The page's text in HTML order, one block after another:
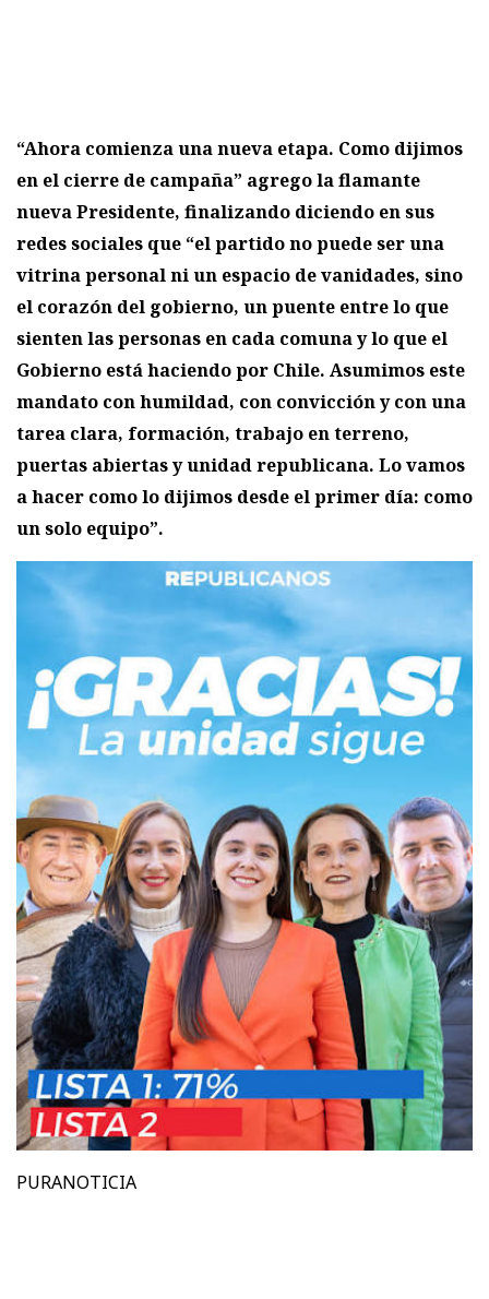
“Ahora comienza una nueva etapa. Como dijimos
en el cierre de campaña” agrego la flamante
nueva Presidente, finalizando diciendo en sus
redes sociales que “el partido no puede ser una
vitrina personal ni un espacio de vanidades, sino
el corazón del gobierno, un puente entre lo que
sienten las personas en cada comuna y lo que el
Gobierno está haciendo por Chile. Asumimos este
mandato con humildad, con convicción y con una
tarea clara, formación, trabajo en terreno,
puertas abiertas y unidad republicana. Lo vamos
a hacer como lo dijimos desde el primer día: como
un solo equipo”.
PURANOTICIA